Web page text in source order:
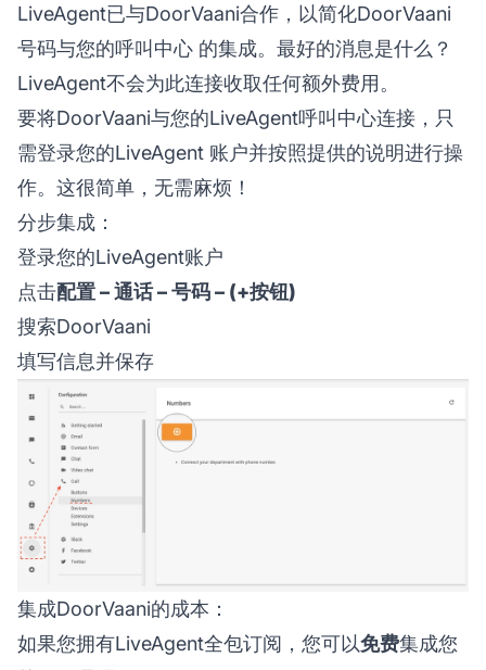
LiveAgent已与DoorVaani合作，以简化DoorVaani
号码与您的呼叫中心 的集成。最好的消息是什么？
LiveAgent不会为此连接收取任何额外费用。
要将DoorVaani与您的LiveAgent呼叫中心连接，只
需登录您的LiveAgent 账户并按照提供的说明进行操
作。这很简单，无需麻烦！
分步集成：
登录您的LiveAgent账户
点击配置 – 通话 – 号码 – (+按钮)
搜索DoorVaani
填写信息并保存
集成DoorVaani的成本：
如果您拥有LiveAgent全包订阅，您可以免费集成您